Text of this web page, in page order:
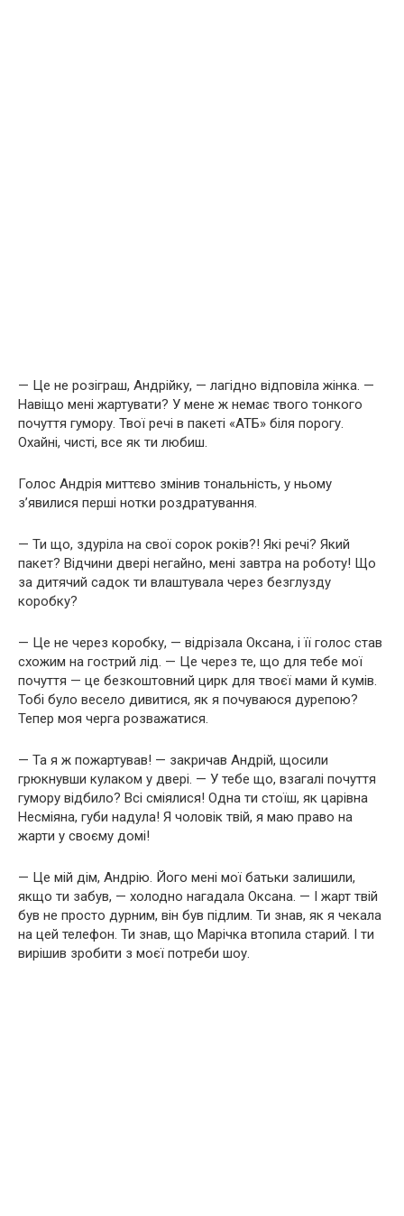
— Це не розіграш, Андрійку, — лагідно відповіла жінка. —
Навіщо мені жартувати? У мене ж немає твого тонкого
почуття гумору. Твої речі в пакеті «АТБ» біля порогу.
Охайні, чисті, все як ти любиш.
Голос Андрія миттєво змінив тональність, у ньому
з’явилися перші нотки роздратування.
— Ти що, здуріла на свої сорок років?! Які речі? Який
пакет? Відчини двері негайно, мені завтра на роботу! Що
за дитячий садок ти влаштувала через безглузду
коробку?
— Це не через коробку, — відрізала Оксана, і її голос став
схожим на гострий лід. — Це через те, що для тебе мої
почуття — це безкоштовний цирк для твоєї мами й кумів.
Тобі було весело дивитися, як я почуваюся дурепою?
Тепер моя черга розважатися.
— Та я ж пожартував! — закричав Андрій, щосили
грюкнувши кулаком у двері. — У тебе що, взагалі почуття
гумору відбило? Всі сміялися! Одна ти стоїш, як царівна
Несміяна, губи надула! Я чоловік твій, я маю право на
жарти у своєму домі!
— Це мій дім, Андрію. Його мені мої батьки залишили,
якщо ти забув, — холодно нагадала Оксана. — І жарт твій
був не просто дурним, він був підлим. Ти знав, як я чекала
на цей телефон. Ти знав, що Марічка втопила старий. І ти
вирішив зробити з моєї потреби шоу.